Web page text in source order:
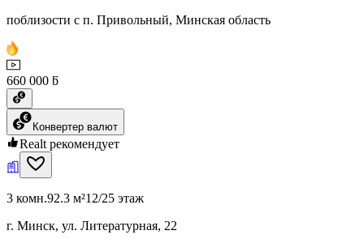
поблизости с п. Привольный, Минская область
660 000 ƃ
Конвертер валют
Realt рекомендует
3 комн.92.3 м²12/25 этаж
г. Минск, ул. Литературная, 22